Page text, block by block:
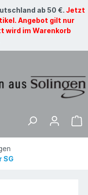
ab 50 €. Jetzt
Angebot gilt nur
wird im Warenkorb
SG